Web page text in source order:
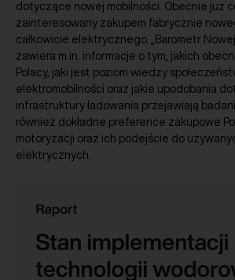
dotyczące nowej mobilności. Obecnie już
zainteresowany zakupem fabrycznie
całkowicie elektrycznego. „Barometr
zawiera m.in. informacje o tym, jakich
Polacy, jaki jest poziom wiedzy
elektromobilności oraz jakie upodobania
infrastruktury ładowania przejawiają
również dokładne preference zakupowe
motoryzacji oraz ich podejście do
elektrycznych.